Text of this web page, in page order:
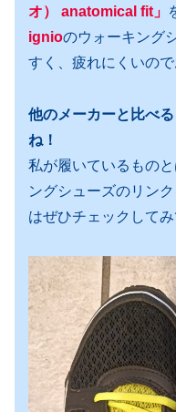
オ） anatomical fit」
ignioのウォーキング
すく、疲れにくいの
他のメーカーと比べ
ね！
私が履いているもの
ングシューズのリン
はぜひチェックして